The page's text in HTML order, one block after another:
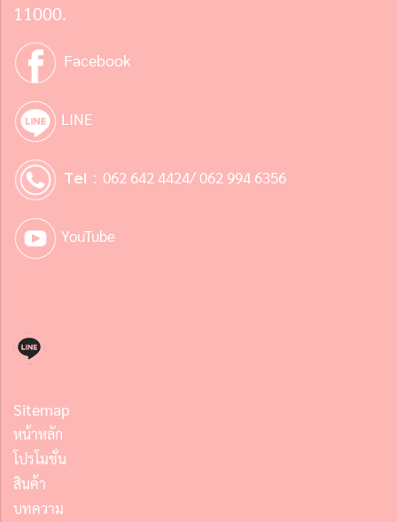
11000.
Facebook
LINE
Tel : 062 642 4424/ 062 994 6356
YouTube
Sitemap
หน้าหลัก
โปรโมชั่น
สินค้า
บทความ